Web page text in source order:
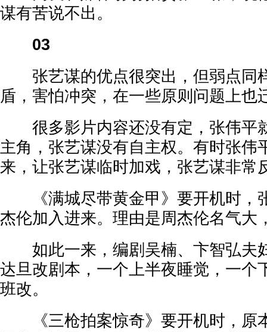
谋有苦说不出。
03
张艺谋的优点很突出，但弱点同
盾，害怕冲突，在一些原则问题上也
很多影片内容还没有定，张伟平
主角，张艺谋没有自主权。有时张伟
来，让张艺谋临时加戏，张艺谋非常
《满城尽带黄金甲》要开机时，
杰伦加入进来。理由是周杰伦名气大
如此一来，编剧吴楠、卞智弘夫
达旦改剧本，一个上半夜睡觉，一个
班改。
《三枪拍案惊奇》要开机时，原